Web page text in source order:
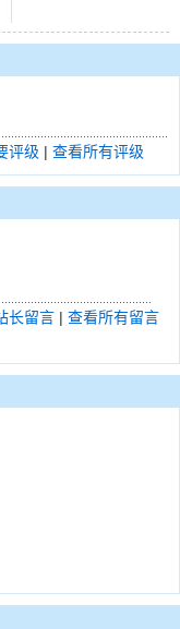
评级 | 查看所有评级
长留言 | 查看所有留言